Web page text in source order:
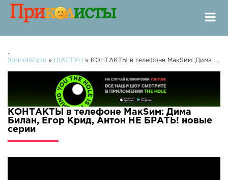
-
2pricolisty.ru » ШАСТУН » КОНТАКТЫ в телефоне МакSим: Дима Билан, Егор Крид, Антон НЕ БРАТЬ!
КОНТАКТЫ в телефоне МакSим: Дима
Билан, Егор Крид, Антон НЕ БРАТЬ! новые
серии